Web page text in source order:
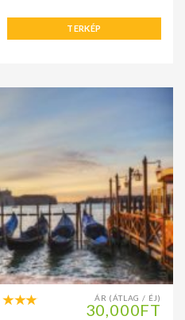
TERKÉP
ÁR (ÁTLAG / ÉJ)
30,000FT